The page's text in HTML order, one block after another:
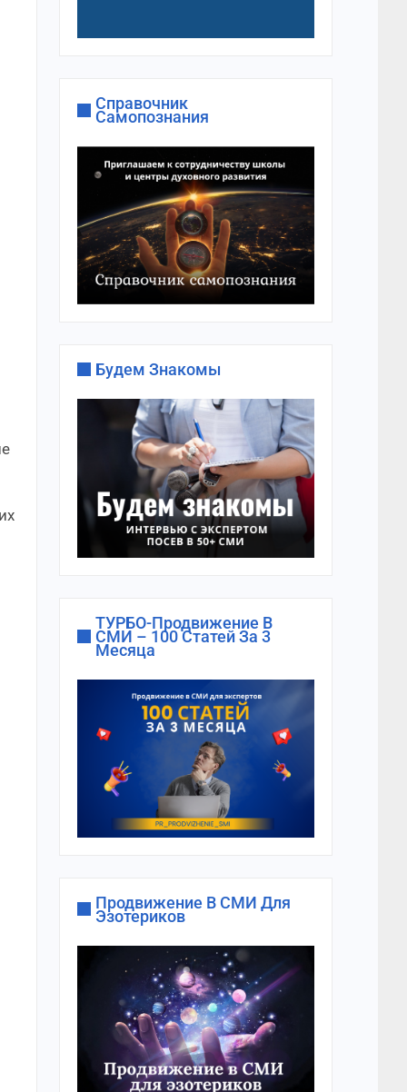
Справочник
Самопознания
Будем Знакомы
ТУРБО-Продвижение В
СМИ – 100 Статей За 3
Месяца
Продвижение В СМИ Для
Эзотериков